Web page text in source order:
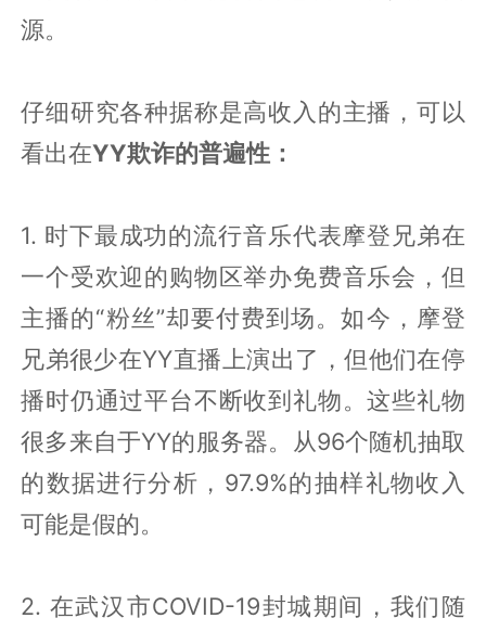
源。
仔细研究各种据称是高收入的主播，可以
看出在YY欺诈的普遍性：
1. 时下最成功的流行音乐代表摩登兄弟在
一个受欢迎的购物区举办免费音乐会，但
主播的“粉丝”却要付费到场。如今，摩登
兄弟很少在YY直播上演出了，但他们在停
播时仍通过平台不断收到礼物。这些礼物
很多来自于YY的服务器。从96个随机抽取
的数据进行分析，97.9%的抽样礼物收入
可能是假的。
2. 在武汉市COVID-19封城期间，我们随